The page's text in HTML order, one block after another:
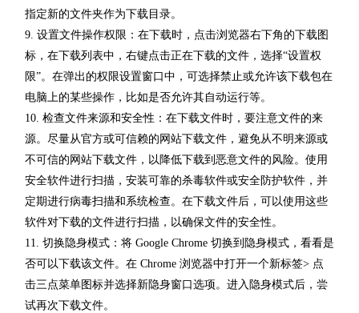
指定新的文件夹作为下载目录。
9. 设置文件操作权限：在下载时，点击浏览器右下角的下载图
标，在下载列表中，右键点击正在下载的文件，选择“设置权
限”。在弹出的权限设置窗口中，可选择禁止或允许该下载包在
电脑上的某些操作，比如是否允许其自动运行等。
10. 检查文件来源和安全性：在下载文件时，要注意文件的来
源。尽量从官方或可信赖的网站下载文件，避免从不明来源或
不可信的网站下载文件，以降低下载到恶意文件的风险。使用
安全软件进行扫描，安装可靠的杀毒软件或安全防护软件，并
定期进行病毒扫描和系统检查。在下载文件后，可以使用这些
软件对下载的文件进行扫描，以确保文件的安全性。
11. 切换隐身模式：将 Google Chrome 切换到隐身模式，看看是
否可以下载该文件。在 Chrome 浏览器中打开一个新标签> 点
击三点菜单图标并选择新隐身窗口选项。进入隐身模式后，尝
试再次下载文件。